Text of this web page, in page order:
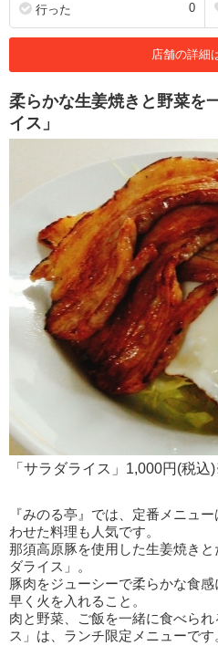
行った 0
店舗の詳細
柔らかな生姜焼きと野菜を
イス」
「サラダライス」1,000円(税
『みのる亭』では、定番メニュ
わせた料理も人気です。
那須高原豚を使用した生姜焼き
ダライス」。
豚肉をジューシーで柔らかな食
早く火を入れること。
肉と野菜、ご飯を一緒に食べら
ス」は、ランチ限定メニューです